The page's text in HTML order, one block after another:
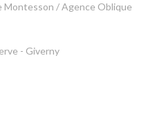
Montesson / Agence Oblique
- Giverny